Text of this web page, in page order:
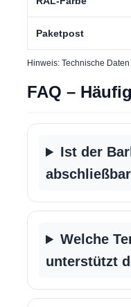
Paketpost
Hinweis: Technische
FAQ –
Ist der
Welche
unterstützt